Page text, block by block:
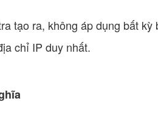
tạo ra, không áp dụng bất kỳ
chỉ IP duy nhất.